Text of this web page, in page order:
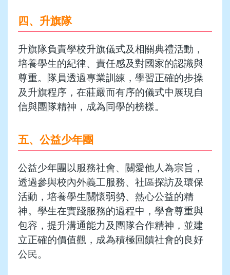
四、升旗隊
升旗隊負責學校升旗儀式及相關典禮活動，
培養學生的紀律、責任感及對國家的認識與
尊重。隊員透過專業訓練，學習正確的步操
及升旗程序，在莊嚴而有序的儀式中展現自
信與團隊精神，成為同學的榜樣。
五、公益少年團
公益少年團以服務社會、關愛他人為宗旨，
透過參與校內外義工服務、社區探訪及環保
活動，培養學生關懷弱勢、熱心公益的精
神。學生在實踐服務的過程中，學會尊重與
包容，提升溝通能力及團隊合作精神，並建
立正確的價值觀，成為積極回饋社會的良好
公民。